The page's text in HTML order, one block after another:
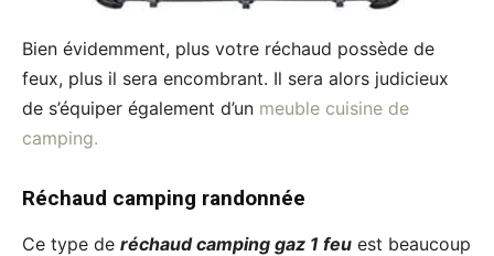
Bien évidemment, plus votre réchaud possède de
feux, plus il sera encombrant. Il sera alors judicieux
de s’équiper également d’un meuble cuisine de
camping.
Réchaud camping randonnée
Ce type de réchaud camping gaz 1 feu est beaucoup